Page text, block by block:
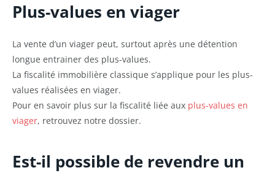
Plus-values en viager
La vente d’un viager peut, surtout après une détention
longue entrainer des plus-values.
La fiscalité immobilière classique s’applique pour les plus-
values réalisées en viager.
Pour en savoir plus sur la fiscalité liée aux plus-values en
viager, retrouvez notre dossier.
Est-il possible de revendre un